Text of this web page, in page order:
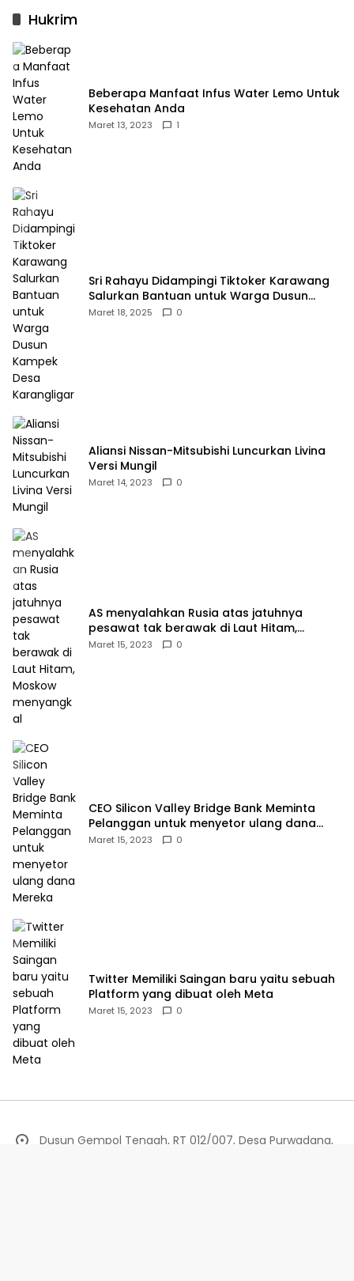
Hukrim
Beberapa Manfaat Infus Water Lemo Untuk
Kesehatan Anda
Maret 13, 2023 1
Sri Rahayu Didampingi Tiktoker Karawang
Salurkan Bantuan untuk Warga Dusun
Kampek Desa Karangligar
Maret 18, 2025 0
Aliansi Nissan-Mitsubishi Luncurkan Livina
Versi Mungil
Maret 14, 2023 0
AS menyalahkan Rusia atas jatuhnya
pesawat tak berawak di Laut Hitam,
Moskow menyangkal
Maret 15, 2023 0
CEO Silicon Valley Bridge Bank Meminta
Pelanggan untuk menyetor ulang dana
Mereka
Maret 15, 2023 0
Twitter Memiliki Saingan baru yaitu sebuah
Platform yang dibuat oleh Meta
Maret 15, 2023 0
Dusun Gempol Tengah, RT 012/007, Desa Purwadana,